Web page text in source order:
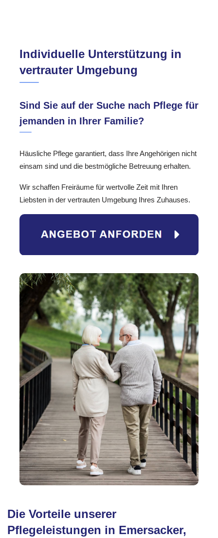
Individuelle Unterstützung in
vertrauter Umgebung
Sind Sie auf der Suche nach Pflege für
jemanden in Ihrer Familie?
Häusliche Pflege garantiert, dass Ihre Angehörigen nicht
einsam sind und die bestmögliche Betreuung erhalten.
Wir schaffen Freiräume für wertvolle Zeit mit Ihren
Liebsten in der vertrauten Umgebung Ihres Zuhauses.
Die Vorteile unserer
Pflegeleistungen in Emersacker,